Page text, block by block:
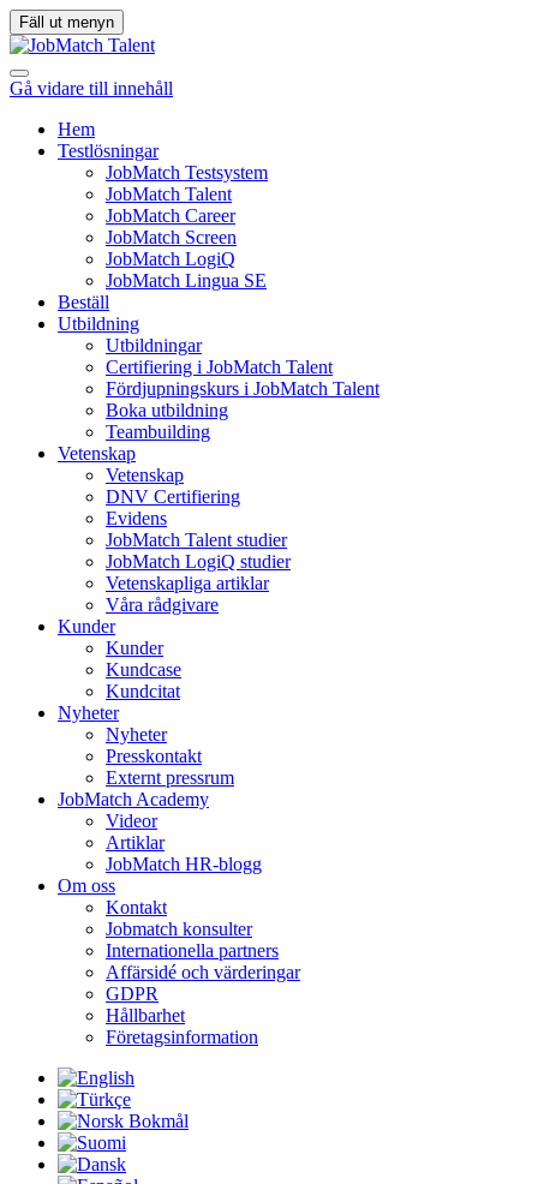
Fäll ut menyn
Gå vidare till innehåll
Hem
Testlösningar
JobMatch Testsystem
JobMatch Talent
JobMatch Career
JobMatch Screen
JobMatch LogiQ
JobMatch Lingua SE
Beställ
Utbildning
Utbildningar
Certifiering i JobMatch Talent
Fördjupningskurs i JobMatch Talent
Boka utbildning
Teambuilding
Vetenskap
Vetenskap
DNV Certifiering
Evidens
JobMatch Talent studier
JobMatch LogiQ studier
Vetenskapliga artiklar
Våra rådgivare
Kunder
Kunder
Kundcase
Kundcitat
Nyheter
Nyheter
Presskontakt
Externt pressrum
JobMatch Academy
Videor
Artiklar
JobMatch HR-blogg
Om oss
Kontakt
Jobmatch konsulter
Internationella partners
Affärsidé och värderingar
GDPR
Hållbarhet
Företagsinformation